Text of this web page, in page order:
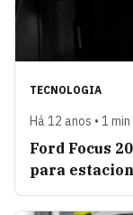
TECNOLOGIA
Há 12 anos • 1
Ford Focus
para